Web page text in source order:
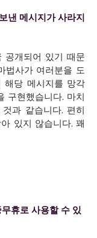
낸 메시지가 사라지
공개되어 있기 때문
사가 여러분을 도
해당 메시지를 망각
구현했습니다. 마치
과 같습니다. 편히
있지 않습니다. 꽤
휴로 사용할 수 있